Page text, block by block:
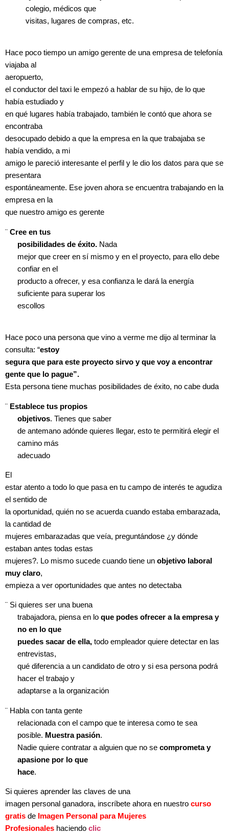
colegio, médicos que
visitas, lugares de compras, etc.
Hace poco tiempo un amigo gerente de una empresa de telefonía
viajaba al
aeropuerto,
el conductor del taxi le empezó a hablar de su hijo, de lo que
había estudiado y
en qué lugares había trabajado, también le contó que ahora se
encontraba
desocupado debido a que la empresa en la que trabajaba se
había vendido, a mi
amigo le pareció interesante el perfil y le dio los datos para que se
presentara
espontáneamente. Ese joven ahora se encuentra trabajando en la
empresa en la
que nuestro amigo es gerente
¨ Cree en tus
posibilidades de éxito. Nada
mejor que creer en sí mismo y en el proyecto, para ello debe
confiar en el
producto a ofrecer, y esa confianza le dará la energía
suficiente para superar los
escollos
Hace poco una persona que vino a verme me dijo al terminar la
consulta: “estoy
segura que para este proyecto sirvo y que voy a encontrar
gente que lo pague”.
Esta persona tiene muchas posibilidades de éxito, no cabe duda
¨ Establece tus propios
objetivos. Tienes que saber
de antemano adónde quieres llegar, esto te permitirá elegir el
camino más
adecuado
El
estar atento a todo lo que pasa en tu campo de interés te agudiza
el sentido de
la oportunidad, quién no se acuerda cuando estaba embarazada,
la cantidad de
mujeres embarazadas que veía, preguntándose ¿y dónde
estaban antes todas estas
mujeres?. Lo mismo sucede cuando tiene un objetivo laboral
muy claro,
empieza a ver oportunidades que antes no detectaba
¨ Si quieres ser una buena
trabajadora, piensa en lo que podes ofrecer a la empresa y
no en lo que
puedes sacar de ella, todo empleador quiere detectar en las
entrevistas,
qué diferencia a un candidato de otro y si esa persona podrá
hacer el trabajo y
adaptarse a la organización
¨ Habla con tanta gente
relacionada con el campo que te interesa como te sea
posible. Muestra pasión.
Nadie quiere contratar a alguien que no se comprometa y
apasione por lo que
hace.
Si quieres aprender las claves de una
imagen personal ganadora, inscríbete ahora en nuestro curso
gratis de Imagen Personal para Mujeres
Profesionales haciendo clic